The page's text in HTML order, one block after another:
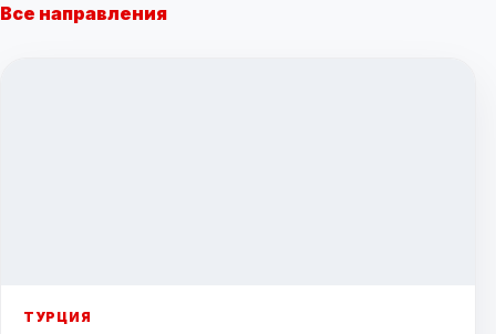
Все направления
ТУРЦИЯ